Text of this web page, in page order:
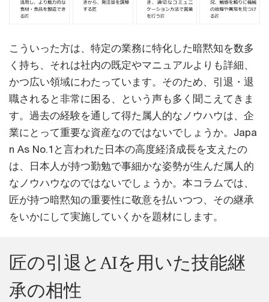
こういった方は、特定の業務に特化した暗黙知を数多
く持ち、それは社内の既定やマニュアルよりも詳細、
かつ広い領域にわたっています。そのため、引退・退
職されると非常に困る、という声も多く聞こえてきま
す。過去の経験を通して得た属人的なノウハウは、企
業にとって重要な資産なのではないでしょうか。Japa
n As No.1と言われた日本の高度経済成長を支えたの
は、日本人が持つ勤勉で事細かな姿勢が生んだ属人的
なノウハウなのではないでしょうか。本コラムでは、
匠が持つ暗黙知の重要性に敬意を払いつつ、その継承
をいかにして実施していくかを題材にします。
匠の引退とAIを用いた技能継
承の相性